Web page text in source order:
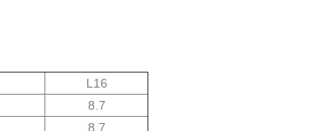
L16
8.7
8.7